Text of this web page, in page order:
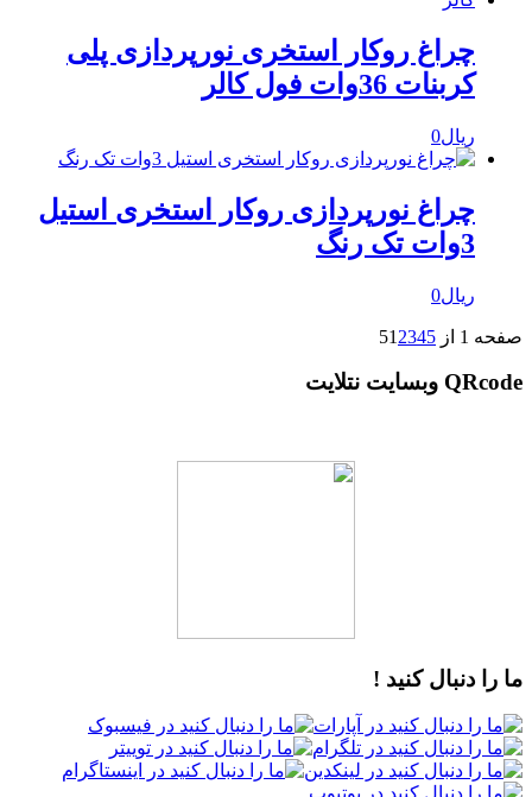
چراغ روکار استخری نورپردازی پلی
کربنات 36وات فول کالر
ریال0
چراغ نورپردازی روکار استخری استیل
3وات تک رنگ
ریال0
صفحه 1 از 5 1 2345
QRcode وبسایت نتلایت
ما را دنبال کنید !